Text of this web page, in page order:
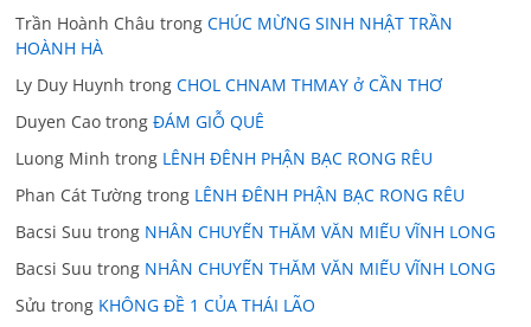
Trần Hoành Châu trongCHÚC MỪNG SINH NHẬT TRẦN
HOÀNH HÀ
Ly Duy Huynh trongCHOL CHNAM THMAY ở CẦN THƠ
Duyen Cao trongĐÁM GIỖ QUÊ
Luong Minh trong LÊNH ĐÊNH PHẬN BẠC RONG RÊU
Phan Cát Tường trong LÊNH ĐÊNH PHẬN BẠC RONG RÊU
Bacsi Suu trong NHÂN CHUYẾN THĂM VĂN MIẾU VĨNH LONG
Bacsi Suu trong NHÂN CHUYẾN THĂM VĂN MIẾU VĨNH LONG
Sửu trong KHÔNG ĐỀ 1 CỦA THÁI LÃO